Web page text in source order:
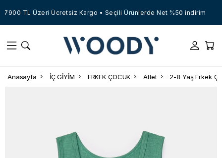
7900 TL Üzeri Ücretsiz Kargo • Seçili Ürünlerde Net %50 indirim
Anasayfa İÇ GİYİM ERKEK ÇOCUK Atlet 2-8 Yaş Erkek